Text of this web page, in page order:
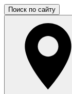
Поиск по сайту